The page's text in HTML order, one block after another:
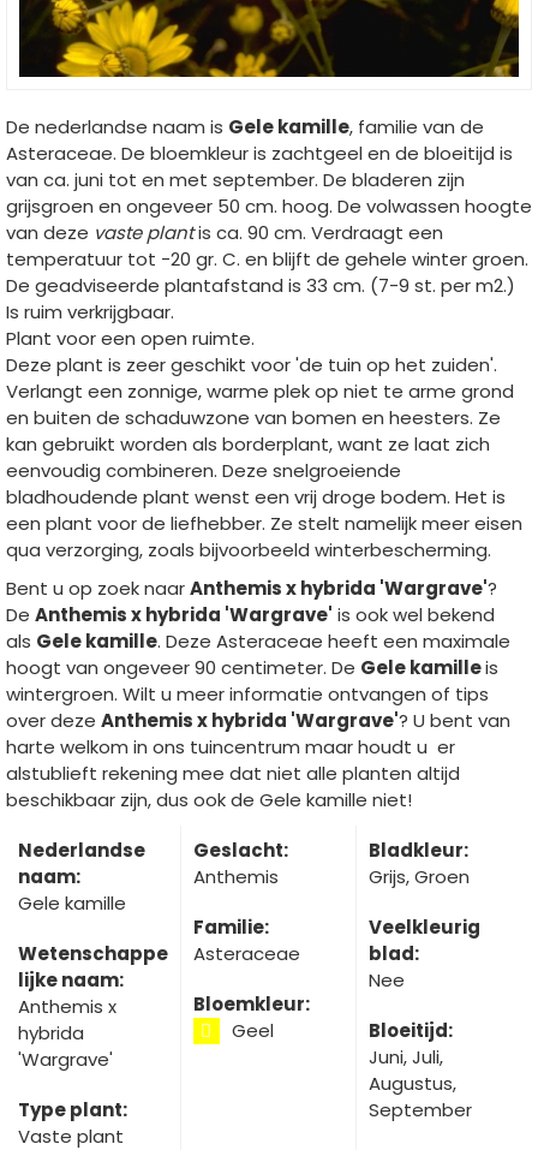
De nederlandse naam is Gele kamille, familie van de
Asteraceae. De bloemkleur is zachtgeel en de bloeitijd is
van ca. juni tot en met september. De bladeren zijn
grijsgroen en ongeveer 50 cm. hoog. De volwassen hoogte
van deze vaste plantis ca. 90 cm. Verdraagt een
temperatuur tot -20 gr. C. en blijft de gehele winter groen.
De geadviseerde plantafstand is 33 cm. (7-9 st. per m2.)
Is ruim verkrijgbaar.
Plant voor een open ruimte.
Deze plant is zeer geschikt voor 'de tuin op het zuiden'.
Verlangt een zonnige, warme plek op niet te arme grond
en buiten de schaduwzone van bomen en heesters. Ze
kan gebruikt worden als borderplant, want ze laat zich
eenvoudig combineren. Deze snelgroeiende
bladhoudende plant wenst een vrij droge bodem. Het is
een plant voor de liefhebber. Ze stelt namelijk meer eisen
qua verzorging, zoals bijvoorbeeld winterbescherming.
Bent u op zoek naarAnthemis x hybrida 'Wargrave'?
De Anthemis x hybrida 'Wargrave' is ook wel bekend
als Gele kamille. Deze Asteraceae heeft een maximale
hoogt van ongeveer 90 centimeter. De Gele kamilleis
wintergroen. Wilt u meer informatie ontvangen of tips
over deze Anthemis x hybrida 'Wargrave'? U bent van
harte welkom in ons tuincentrum maar houdt u er
alstublieft rekening mee dat niet alle planten altijd
beschikbaar zijn, dus ook de Gele kamille niet!
Nederlandse
naam:
Gele kamille
Wetenschappe
lijke naam:
Anthemis x
hybrida
'Wargrave'
Type plant:
Vaste plant
Geslacht:
Anthemis
Familie:
Asteraceae
Bloemkleur:
Geel
Bladkleur:
Grijs, Groen
Veelkleurig
blad:
Nee
Bloeitijd:
Juni, Juli,
Augustus,
September